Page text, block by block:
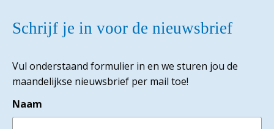
Schrijf je in voor de nieuwsbrief
Vul onderstaand formulier in en we sturen jou de
maandelijkse nieuwsbrief per mail toe!
Naam